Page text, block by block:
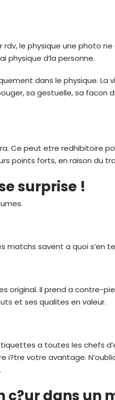
le physique une photo
physique d’la personne.
dans le physique. La
sa gestuelle, sa facon
Ce peut etre redhibitoire
points forts, en raison du
surprise !
matchs savent a quoi s’en
original. Il prend a contre-
et ses qualites en valeur.
a toutes les chefs
votre avantage.
c?ur dans un